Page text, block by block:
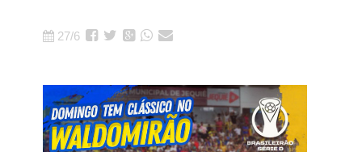
27/6